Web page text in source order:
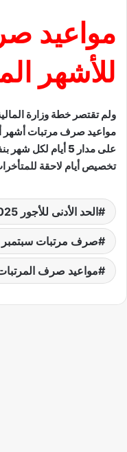
مواعيد
للأشهر
ولم تقتصر خطة وزارة
على مدار 5 أيام
تخصيص أيام لاحقة
الحد الأدنى للأجور 2025
صرف مرتبات سبتمبر 2025
مواعيد صرف